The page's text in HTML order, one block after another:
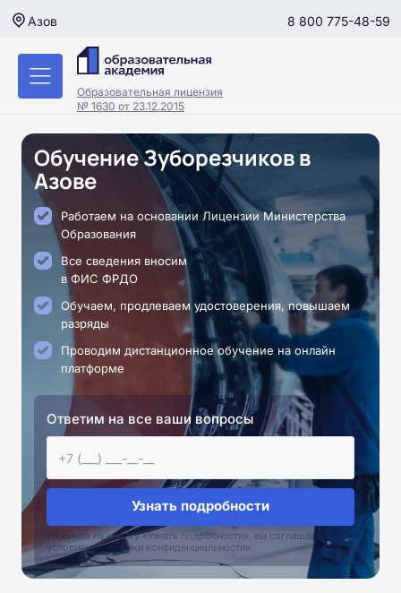
Азов 8 800 775-48-59
Образовательная лицензия
№ 1630 от 23.12.2015
Обучение Зуборезчиков в
Азове
Работаем на основании Лицензии Министерства
Образования
Все сведения вносим
в ФИС ФРДО
Обучаем, продлеваем удостоверения, повышаем
разряды
Проводим дистанционное обучение на онлайн
платформе
Ответим на все ваши вопросы
Узнать подробности
Нажимая на кнопку «Узнать подробности», вы соглашаетесь с
условиями политики конфиденциальностии